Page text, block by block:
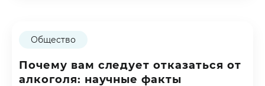
Общество
Почему вам следует отказаться от
алкоголя: научные факты